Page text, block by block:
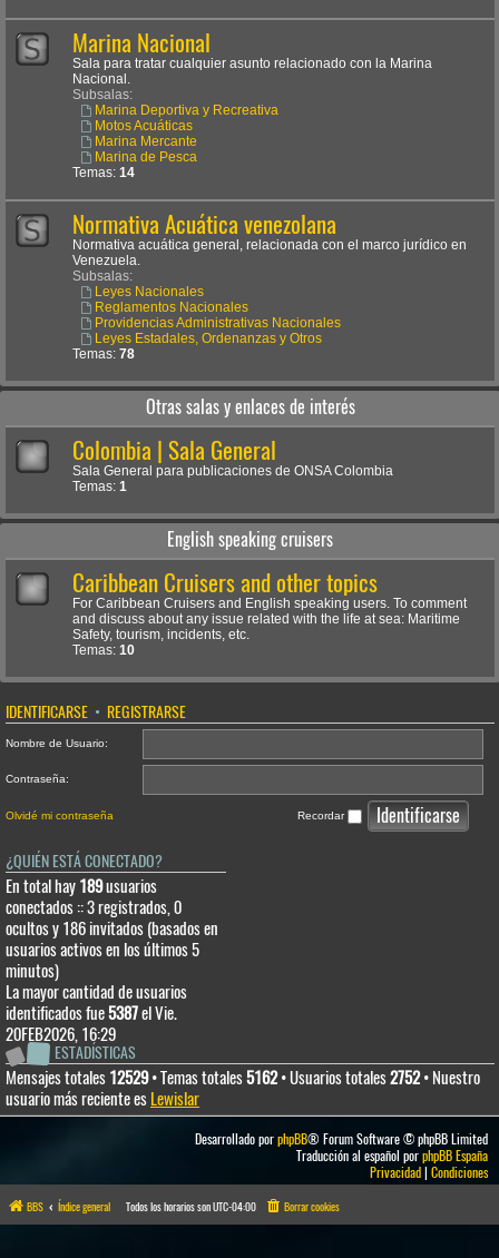
Marina Nacional
Sala para tratar cualquier asunto relacionado con la Marina
Nacional.
Subsalas:
Marina Deportiva y Recreativa
Motos Acuáticas
Marina Mercante
Marina de Pesca
Temas: 14
Normativa Acuática venezolana
Normativa acuática general, relacionada con el marco jurídico en
Venezuela.
Subsalas:
Leyes Nacionales
Reglamentos Nacionales
Providencias Administrativas Nacionales
Leyes Estadales, Ordenanzas y Otros
Temas: 78
Otras salas y enlaces de interés
Colombia | Sala General
Sala General para publicaciones de ONSA Colombia
Temas: 1
English speaking cruisers
Caribbean Cruisers and other topics
For Caribbean Cruisers and English speaking users. To comment
and discuss about any issue related with the life at sea: Maritime
Safety, tourism, incidents, etc.
Temas: 10
IDENTIFICARSE • REGISTRARSE
Nombre de Usuario:
Contraseña:
Olvidé mi contraseña Recordar
¿QUIÉN ESTÁ CONECTADO?
En total hay 189usuarios
conectados :: 3 registrados, 0
ocultos y 186 invitados (basados en
usuarios activos en los últimos 5
minutos)
La mayor cantidad de usuarios
identificados fue5387el Vie.
20FEB2026, 16:29
ESTADÍSTICAS
Mensajes totales 12529• Temas totales5162• Usuarios totales2752• Nuestro
usuario más reciente es Lewislar
Desarrollado porphpBB® Forum Software © phpBB Limited
Traducción al español porphpBB España
Privacidad| Condiciones
BBS Índice general Todos los horarios sonUTC-04:00 Borrar cookies